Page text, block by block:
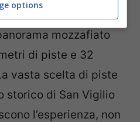
in Alto Adige
mozzafiato
di piste e 32
vasta scelta di piste
storico di San Vigilio
l’esperienza, non
options